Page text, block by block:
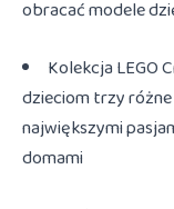
obracać modele
Kolekcja LEGO
dzieciom trzy
największymi
domami